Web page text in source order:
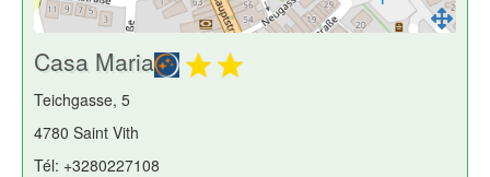
Casa Maria
Teichgasse, 5
4780 Saint Vith
Tél: +3280227108